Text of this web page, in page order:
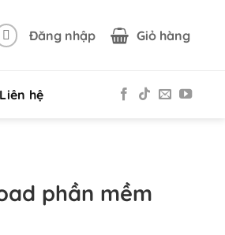
Đăng nhập Giỏ hàng
Liên hệ
phần mềm